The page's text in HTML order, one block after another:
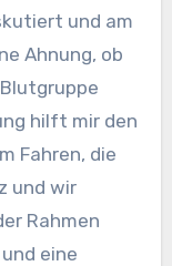
und am
Ahnung, ob
hilft mir den
Fahren, die
und wir
Rahmen
eine